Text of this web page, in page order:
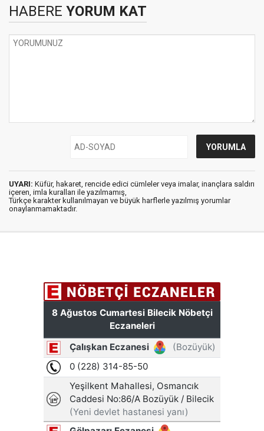
HABERE YORUM KAT
UYARI: Küfür, hakaret, rencide edici cümleler veya imalar, inançlara saldırı
içeren, imla kuralları ile yazılmamış,
Türkçe karakter kullanılmayan ve büyük harflerle yazılmış yorumlar
onaylanmamaktadır.